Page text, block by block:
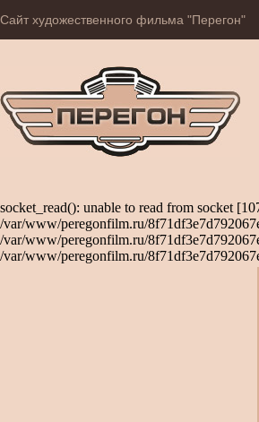
Сайт художественного фильма "Перегон"
socket_read(): unable to read from socket
/var/www/peregonfilm.ru/
/var/www/peregonfilm.ru/
/var/www/peregonfilm.ru/